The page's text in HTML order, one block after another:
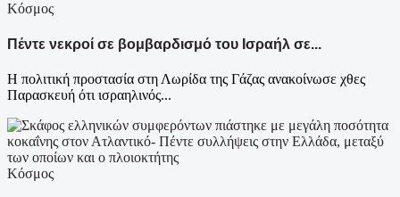
Κόσμος
Πέντε νεκροί σε βομβαρδισμό του Ισραήλ σε...
Η πολιτική προστασία στη Λωρίδα της Γάζας ανακοίνωσε χθες
Παρασκευή ότι ισραηλινός...
Κόσμος